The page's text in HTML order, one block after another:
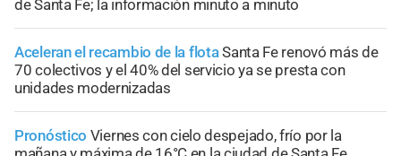
de Santa Fe; la información minuto a minuto
Aceleran el recambio de la flotaSanta Fe renovó más de
70 colectivos y el 40% del servicio ya se presta con
unidades modernizadas
Pronóstico Viernes con cielo despejado, frío por la